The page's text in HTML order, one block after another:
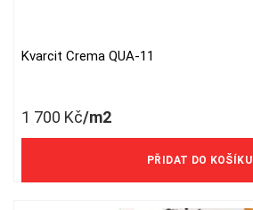
Kvarcit Crema QUA-11
1 700 Kč/m2
1 405 Kč/m2 bez DPH
PŘIDAT DO KOŠÍKU